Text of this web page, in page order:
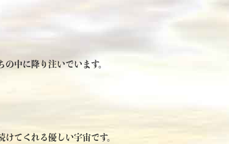
中に降り注いでいます。
てくれる優しい宇宙です。